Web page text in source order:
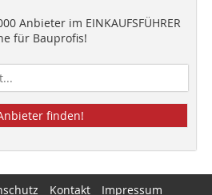
Anbieter im EINKAUFSFÜHRER
für Bauprofis!
finden!
Kontakt Impressum